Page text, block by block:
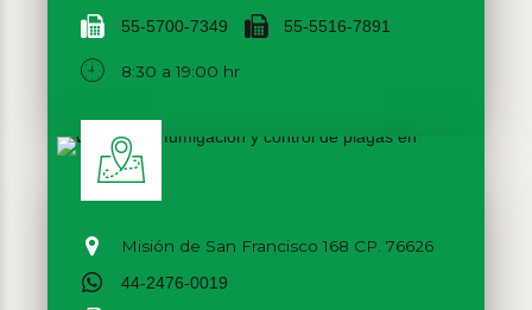
55-5700-7349 55-5516-7891
8:30 a 19:00 hr
Misión de San Francisco 168 CP. 76626
44-2476-0019